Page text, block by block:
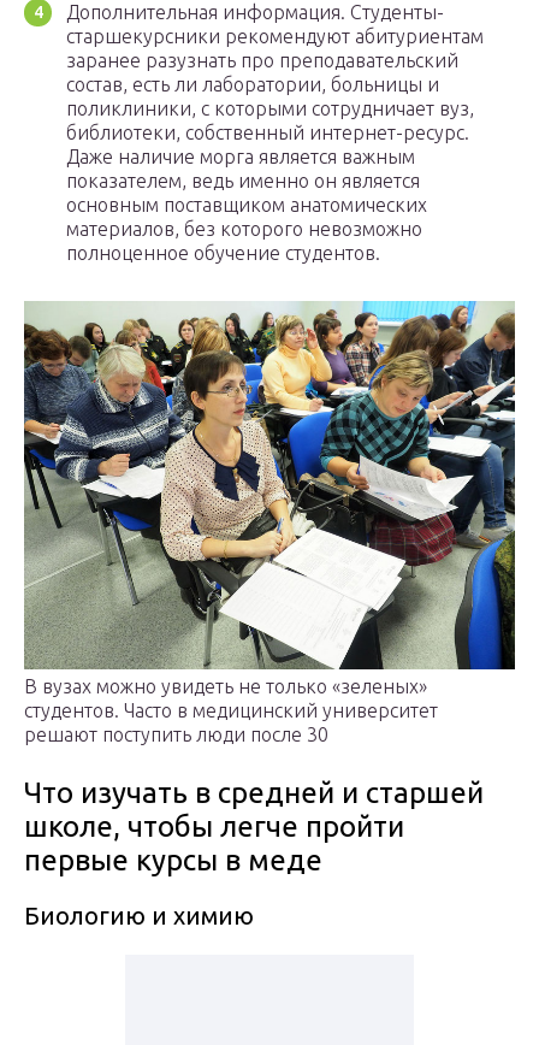
Дополнительная информация. Студенты-
старшекурсники рекомендуют абитуриентам
заранее разузнать про преподавательский
состав, есть ли лаборатории, больницы и
поликлиники, с которыми сотрудничает вуз,
библиотеки, собственный интернет-ресурс.
Даже наличие морга является важным
показателем, ведь именно он является
основным поставщиком анатомических
материалов, без которого невозможно
полноценное обучение студентов.
В вузах можно увидеть не только «зеленых»
студентов. Часто в медицинский университет
решают поступить люди после 30
Что изучать в средней и старшей
школе, чтобы легче пройти
первые курсы в меде
Биологию и химию